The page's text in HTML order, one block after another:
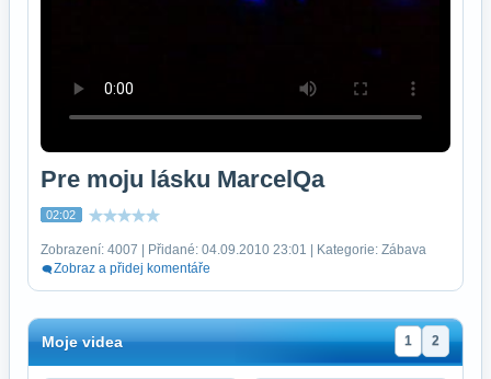
Pre moju lásku MarcelQa
02:02
Zobrazení: 4007 | Přidané: 04.09.2010 23:01 | Kategorie: Zábava
Zobraz a přidej komentáře
Moje videa 1 2